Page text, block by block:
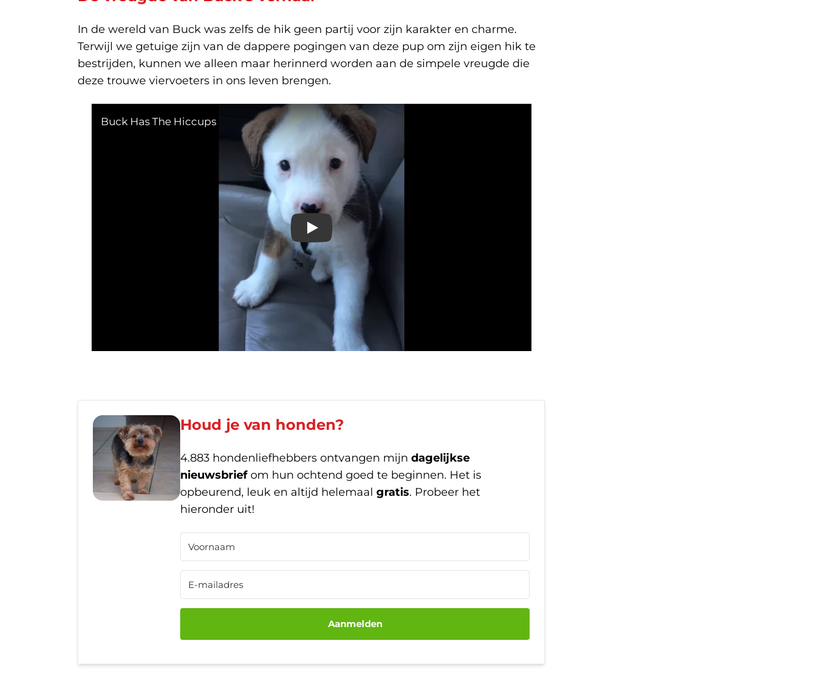
In de wereld van Buck was zelfs de hik geen partij voor zijn karakter en charme.
Terwijl we getuige zijn van de dappere pogingen van deze pup om zijn eigen hik te
bestrijden, kunnen we alleen maar herinnerd worden aan de simpele vreugde die
deze trouwe viervoeters in ons leven brengen.
Buck Has The Hiccups
Houd je van honden?
4.883 hondenliefhebbers ontvangen mijn dagelijkse
nieuwsbriefom hun ochtend goed te beginnen. Het is
opbeurend, leuk en altijd helemaal gratis. Probeer het
hieronder uit!
Aanmelden